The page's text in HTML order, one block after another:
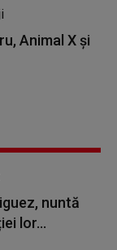
Animal X și
nuntă
lor...